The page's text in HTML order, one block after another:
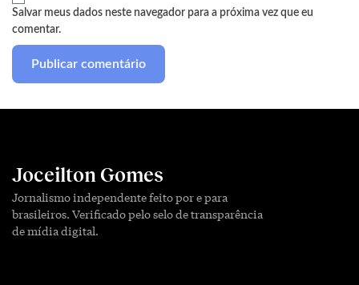
Salvar meus dados neste navegador para a próxima vez que eu
comentar.
Joceilton Gomes
Jornalismo independente feito por e para
brasileiros. Verificado pelo selo de transparência
de mídia digital.